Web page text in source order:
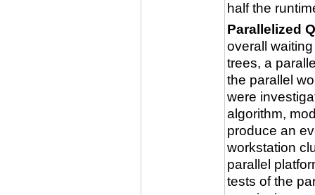
half the
Parallelized
overall
trees, a
the parallel
were
algorithm,
produce an
workstation
parallel
tests of the